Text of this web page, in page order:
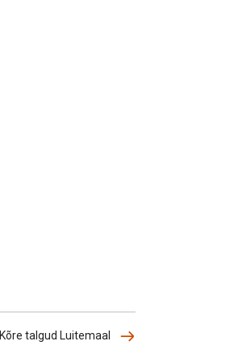
Kõre talgud Luitemaal